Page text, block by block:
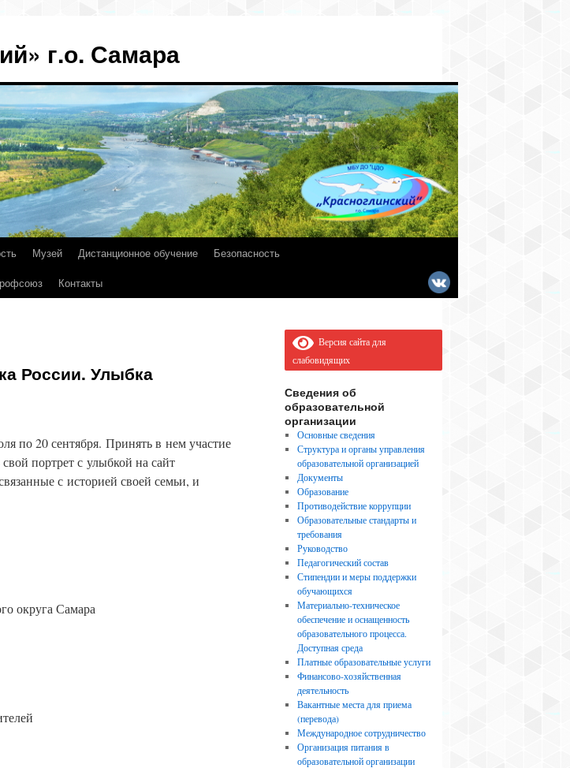
г.о. Самара
Музей Дистанционное обучение
Безопасность
Контакты
России. Улыбка
по 20 сентября. Принять в нем участие
портрет с улыбкой на сайт
с историей своей семьи, и
округа Самара
Версия сайта для
слабовидящих
Сведения об
образовательной
организации
Основные сведения
Структура и органы управления
образовательной организацией
Документы
Образование
Противодействие коррупции
Образовательные стандарты и
требования
Руководство
Педагогический состав
Стипендии и меры поддержки
обучающихся
Материально-техническое
обеспечение и оснащенность
образовательного процесса.
Доступная среда
Платные образовательные услуги
Финансово-хозяйственная
деятельность
Вакантные места для приема
(перевода)
Международное сотрудничество
Организация питания в
образовательной организации